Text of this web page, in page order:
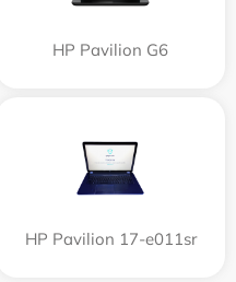
HP Pavilion G6
HP Pavilion 17-e011sr